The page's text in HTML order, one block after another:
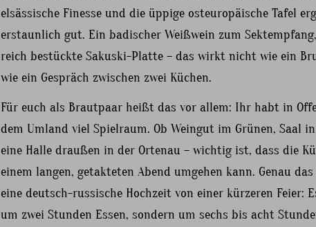
elsässische Finesse und die üppige osteuropäische Tafel
erstaunlich gut. Ein badischer Weißwein zum
reich bestückte Sakuski-Platte – das wirkt nicht wie ein
wie ein Gespräch zwischen zwei Küchen.
Für euch als Brautpaar heißt das vor allem: Ihr habt in
dem Umland viel Spielraum. Ob Weingut im Grünen, Saal
eine Halle draußen in der Ortenau – wichtig ist, dass die
einem langen, getakteten Abend umgehen kann. Genau
eine deutsch-russische Hochzeit von einer kürzeren Feier:
um zwei Stunden Essen, sondern um sechs bis acht